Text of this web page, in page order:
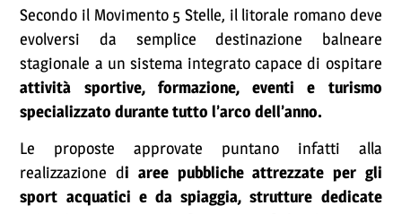
Secondo il Movimento 5 Stelle, il litorale romano deve
evolversi da semplice destinazione balneare
stagionale a un sistema integrato capace di ospitare
attività sportive, formazione, eventi e turismo
specializzato durante tutto l’arco dell’anno.
Le proposte approvate puntano infatti alla
realizzazione di aree pubbliche attrezzate per gli
sport acquatici e da spiaggia, strutture dedicate